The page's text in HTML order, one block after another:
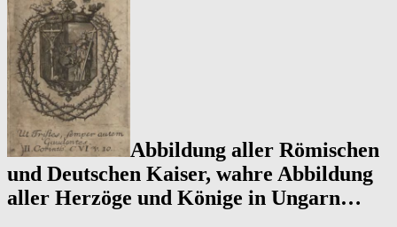
Abbildung aller Römischen
und Deutschen Kaiser, wahre Abbildung
aller Herzöge und Könige in Ungarn…